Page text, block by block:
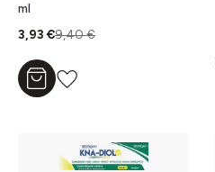
ml
3,93 €9,40 €
Aggiungi al carrello